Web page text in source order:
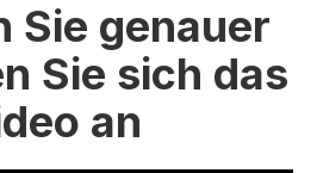
Sie genauer
Sie sich das
an